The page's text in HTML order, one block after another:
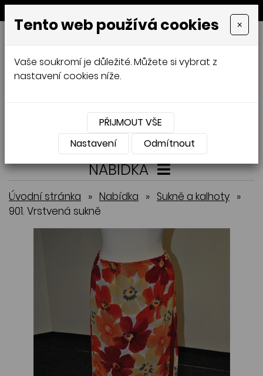
MENU
GALAMODA-XXL
Jana Mládková
XXL,ČESKÁ VÝROBA
Přihlásit Košík 0
NABÍDKA
Úvodní stránka » Nabídka » Sukně a kalhoty »
901. Vrstvená sukně
Tento web používá cookies ×
Vaše soukromí je důležité. Můžete si vybrat z
nastavení cookies níže.
PŘIJMOUT VŠE
Nastavení
Odmítnout